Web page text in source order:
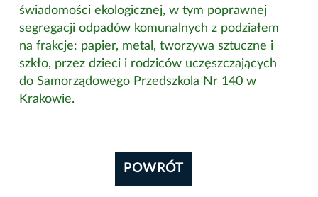
świadomości ekologicznej, w tym poprawnej
segregacji odpadów komunalnych z podziałem
na frakcje: papier, metal, tworzywa sztuczne i
szkło, przez dzieci i rodziców uczęszczających
do Samorządowego Przedszkola Nr 140 w
Krakowie.
POWRÓT